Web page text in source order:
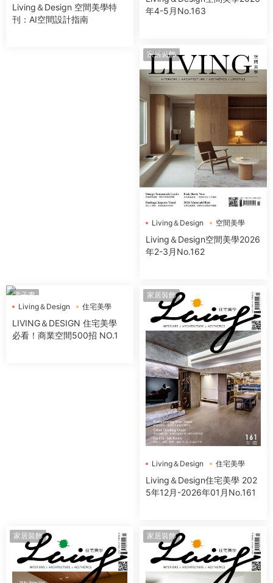
Living＆Design 空間美學特
刊：AI空間設計指南
年4-5月No.163
家居裝飾
Living＆Design 空間美學
Living＆Design空間美學2026
年2-3月No.162
電子書
Living＆Design
住宅美學
電子書
LIVING＆DESIGN 住宅美學
必看！商業空間500招 NO.1
家居裝飾
Living＆Design 住宅美學
Living＆Design住宅美學 202
5年12月-2026年01月No.161
家居裝飾 家居裝飾